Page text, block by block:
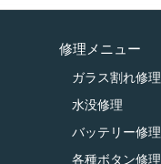
修理メニュー
ガラス割れ修理
水没修理
バッテリー修理
各種ボタン修理